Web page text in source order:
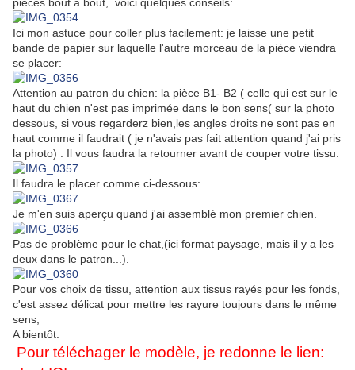
Ici mon astuce pour coller plus facilement: je laisse une petit
bande de papier sur laquelle l'autre morceau de la pièce viendra
se placer:
Attention au patron du chien: la pièce B1- B2 ( celle qui est sur le
haut du chien n'est pas imprimée dans le bon sens( sur la photo
dessous, si vous regarderz bien,les angles droits ne sont pas en
haut comme il faudrait ( je n'avais pas fait attention quand j'ai pris
la photo) . Il vous faudra la retourner avant de couper votre tissu.
Il faudra le placer comme ci-dessous:
Je m'en suis aperçu quand j'ai assemblé mon premier chien.
Pas de problème pour le chat,(ici format paysage, mais il y a les
deux dans le patron...).
Pour vos choix de tissu, attention aux tissus rayés pour les fonds,
c'est assez délicat pour mettre les rayure toujours dans le même
sens;
A bientôt.
Pour téléchager le modèle, je redonne le lien: